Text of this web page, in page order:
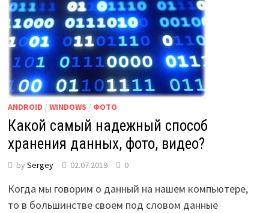
ANDROID / WINDOWS / ФОТО
Какой самый надежный способ
хранения данных, фото, видео?
by Sergey 02.07.2019 0
Когда мы говорим о данный на нашем компьютере,
то в большинстве своем под словом данные